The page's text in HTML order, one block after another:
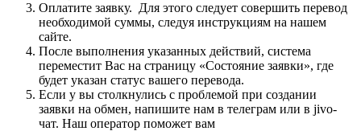
Оплатите заявку. Для этого следует совершить перевод
необходимой суммы, следуя инструкциям на нашем
сайте.
После выполнения указанных действий, система
переместит Вас на страницу «Состояние заявки», где
будет указан статус вашего перевода.
Если у вы столкнулись с проблемой при создании
заявки на обмен, напишите нам в телеграм или в jivo-
чат. Наш оператор поможет вам